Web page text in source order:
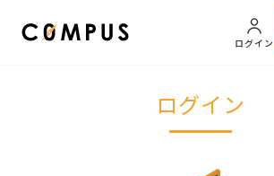
ログイン
ログイン